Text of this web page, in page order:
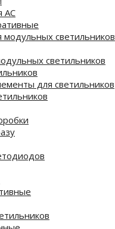
AC
светильников
светильников
для светильников